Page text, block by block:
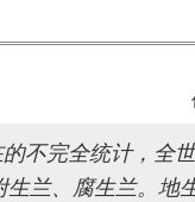
不完全统计，全
生兰、腐生兰。地